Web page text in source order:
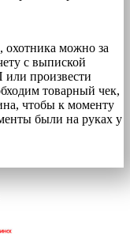
охотника можно за
с выпиской
произвести
товарный чек,
чтобы к моменту
были на руках у